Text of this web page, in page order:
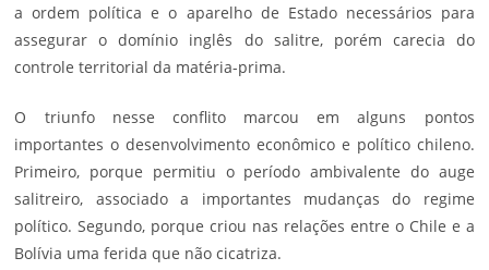
a ordem política e o aparelho de Estado necessários para
assegurar o domínio inglês do salitre, porém carecia do
controle territorial da matéria-prima.
O triunfo nesse conflito marcou em alguns pontos
importantes o desenvolvimento econômico e político chileno.
Primeiro, porque permitiu o período ambivalente do auge
salitreiro, associado a importantes mudanças do regime
político. Segundo, porque criou nas relações entre o Chile e a
Bolívia uma ferida que não cicatriza.